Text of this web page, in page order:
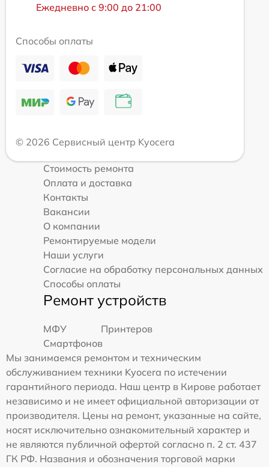
Ежедневно с 9:00 до 21:00
Способы оплаты
© 2026 Сервисный центр Kyocera
Стоимость ремонта
Оплата и доставка
Контакты
Вакансии
О компании
Ремонтируемые модели
Наши услуги
Согласие на обработку персональных данных
Способы оплаты
Ремонт устройств
МФУ
Принтеров
Смартфонов
Мы занимаемся ремонтом и техническим
обслуживанием техники Kyocera по истечении
гарантийного периода. Наш центр в Кирове работает
независимо и не имеет официальной авторизации от
производителя. Цены на ремонт, указанные на сайте,
носят исключительно ознакомительный характер и
не являются публичной офертой согласно п. 2 ст. 437
ГК РФ. Названия и обозначения торговой марки